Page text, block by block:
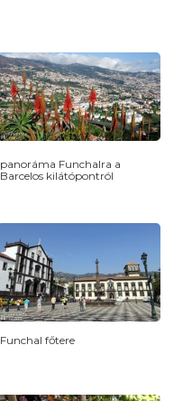
panoráma Funchalra a
Barcelos kilátópontról
Funchal főtere